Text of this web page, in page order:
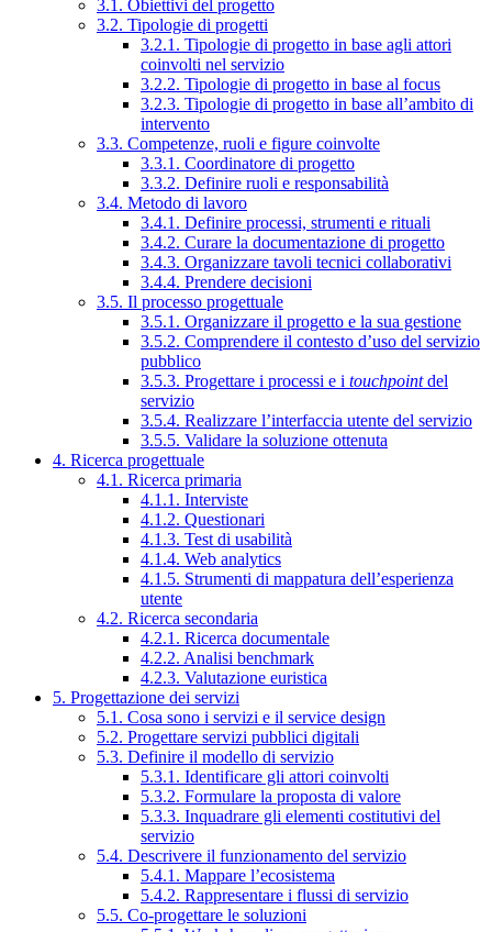
3.1. Obiettivi del progetto
3.2. Tipologie di progetti
3.2.1. Tipologie di progetto in base agli attori
coinvolti nel servizio
3.2.2. Tipologie di progetto in base al focus
3.2.3. Tipologie di progetto in base all’ambito di
intervento
3.3. Competenze, ruoli e figure coinvolte
3.3.1. Coordinatore di progetto
3.3.2. Definire ruoli e responsabilità
3.4. Metodo di lavoro
3.4.1. Definire processi, strumenti e rituali
3.4.2. Curare la documentazione di progetto
3.4.3. Organizzare tavoli tecnici collaborativi
3.4.4. Prendere decisioni
3.5. Il processo progettuale
3.5.1. Organizzare il progetto e la sua gestione
3.5.2. Comprendere il contesto d’uso del servizio
pubblico
3.5.3. Progettare i processi e i touchpointdel
servizio
3.5.4. Realizzare l’interfaccia utente del servizio
3.5.5. Validare la soluzione ottenuta
4. Ricerca progettuale
4.1. Ricerca primaria
4.1.1. Interviste
4.1.2. Questionari
4.1.3. Test di usabilità
4.1.4. Web analytics
4.1.5. Strumenti di mappatura dell’esperienza
utente
4.2. Ricerca secondaria
4.2.1. Ricerca documentale
4.2.2. Analisi benchmark
4.2.3. Valutazione euristica
5. Progettazione dei servizi
5.1. Cosa sono i servizi e il service design
5.2. Progettare servizi pubblici digitali
5.3. Definire il modello di servizio
5.3.1. Identificare gli attori coinvolti
5.3.2. Formulare la proposta di valore
5.3.3. Inquadrare gli elementi costitutivi del
servizio
5.4. Descrivere il funzionamento del servizio
5.4.1. Mappare l’ecosistema
5.4.2. Rappresentare i flussi di servizio
5.5. Co-progettare le soluzioni